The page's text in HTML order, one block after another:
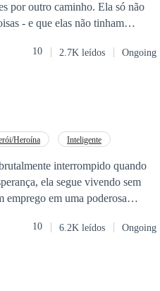
por outro caminho. Ela só não
- e que elas não tinham
10 2.7K leídos Ongoing
Heroína
Inteligente
interrompido quando
ela segue vivendo sem
emprego em uma poderosa
e Alessandro floresce em meio a
e a Cibertecnologia
10 6.2K leídos Ongoing